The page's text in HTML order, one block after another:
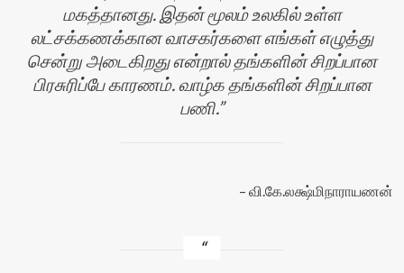
மகத்தானது. இதன் மூலம் உலகில் உள்ள
லட்சக்கணக்கான வாசகர்களை எங்கள் எழுத்து
சென்று அடைகிறது என்றால் தங்களின் சிறப்பான
பிரசுரிப்பே காரணம். வாழ்க தங்களின் சிறப்பான
பணி.
வி.கே.லக்ஷ்மிநாராயணன்